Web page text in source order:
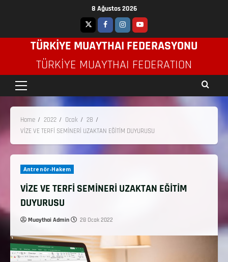
8 Ağustos 2026
TÜRKİYE MUAYTHAI FEDERASYONU
TÜRKIYE MUAYTHAI FEDERATION
Home 2022 Ocak
28
VİZE VE TERFİ SEMİNERİ UZAKTAN EĞİTİM DUYURUSU
Antrenör-Hakem
VİZE VE TERFİ SEMİNERİ UZAKTAN EĞİTİM
DUYURUSU
Muaythai Admin 28 Ocak 2022